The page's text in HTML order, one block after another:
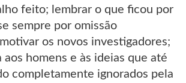
feito; lembrar o que ficou por
sempre por omissão
os novos investigadores;
homens e às ideias que até
completamente ignorados pela